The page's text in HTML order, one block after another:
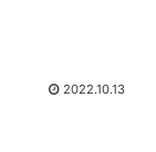
2022.10.13